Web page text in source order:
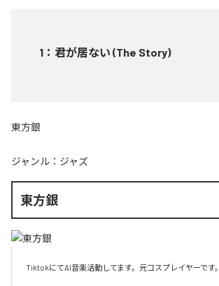
1 ： 君が居ない (The Story)
東方銀
ジャンル： ジャズ
東方銀
TiktokにてAI音楽活動してます。元コスプレイヤーです。